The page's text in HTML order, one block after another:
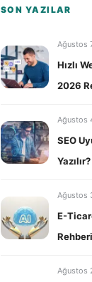
SON YAZILAR
Ağustos
Hızlı
2026
Ağustos
SEO
Yazılır?
Ağustos
E-
Rehberi
Ağustos